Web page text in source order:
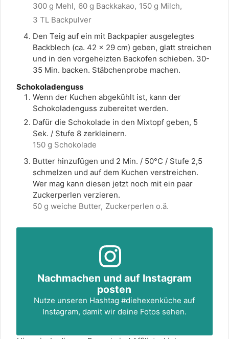
300 g Mehl, 60 g Backkakao, 150 g Milch,
3 TL Backpulver
Den Teig auf ein mit Backpapier ausgelegtes
Backblech (ca. 42 x 29 cm) geben, glatt streichen
und in den vorgeheizten Backofen schieben. 30-
35 Min. backen. Stäbchenprobe machen.
Schokoladenguss
Wenn der Kuchen abgekühlt ist, kann der
Schokoladenguss zubereitet werden.
Dafür die Schokolade in den Mixtopf geben, 5
Sek. / Stufe 8 zerkleinern.
150 g Schokolade
Butter hinzufügen und 2 Min. / 50°C / Stufe 2,5
schmelzen und auf dem Kuchen verstreichen.
Wer mag kann diesen jetzt noch mit ein paar
Zuckerperlen verzieren.
50 g weiche Butter, Zuckerperlen o.ä.
Nachmachen und auf Instagram
posten
Nutze unseren Hashtag#diehexenküche auf
Instagram, damit wir deine Fotos sehen.